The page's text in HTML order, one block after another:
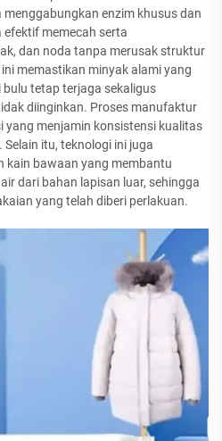
enzim khusus dan
memecah serta
dan noda tanpa merusak struktur
memastikan minyak alami yang
tetap terjaga sekaligus
diinginkan. Proses manufaktur
yang menjamin konsistensi kualitas
itu, teknologi ini juga
kain bawaan yang membantu
dari bahan lapisan luar, sehingga
yang telah diberi perlakuan.